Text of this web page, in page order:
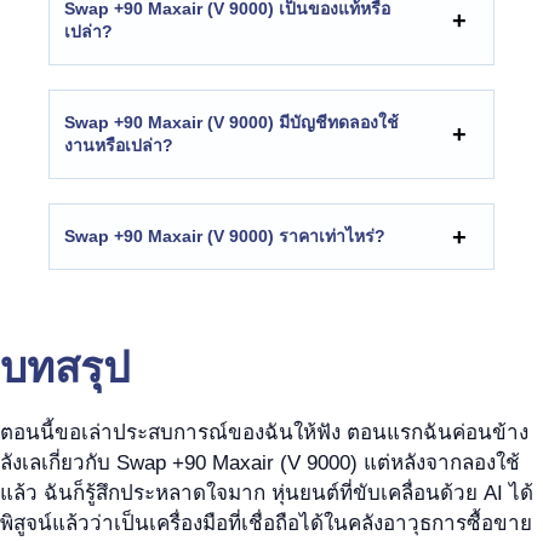
Swap +90 Maxair (V 9000) เป็นของแท้หรือ
เปล่า?
Swap +90 Maxair (V 9000) มีบัญชีทดลองใช้
งานหรือเปล่า?
Swap +90 Maxair (V 9000) ราคาเท่าไหร่?
บทสรุป
ตอนนี้ขอเล่าประสบการณ์ของฉันให้ฟัง ตอนแรกฉันค่อนข้าง
ลังเลเกี่ยวกับ Swap +90 Maxair (V 9000) แต่หลังจากลองใช้
แล้ว ฉันก็รู้สึกประหลาดใจมาก หุ่นยนต์ที่ขับเคลื่อนด้วย AI ได้
พิสูจน์แล้วว่าเป็นเครื่องมือที่เชื่อถือได้ในคลังอาวุธการซื้อขาย